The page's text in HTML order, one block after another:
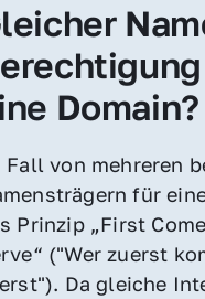
Domain?
Fall von mehreren
für
Prinzip „First
("Wer zuerst
Da gleiche